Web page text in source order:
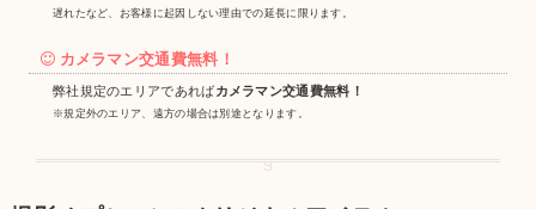
遅れたなど、お客様に起因しない理由での延長に限ります。
カメラマン交通費無料！
弊社規定のエリアであればカメラマン交通費無料！
※規定外のエリア、遠方の場合は別途となります。